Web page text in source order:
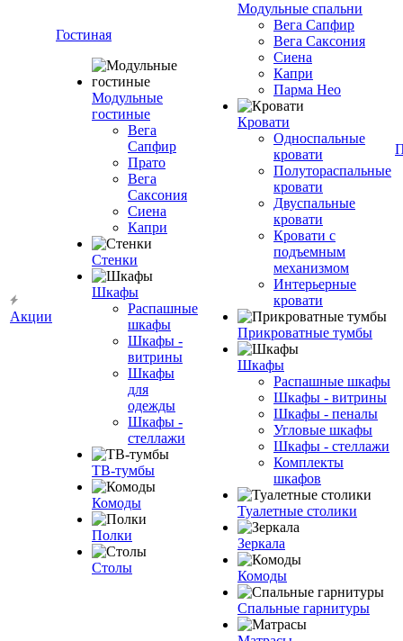
Акции
Гостиная
Модульные
гостиные
Вега
Сапфир
Прато
Вега
Саксония
Сиена
Капри
Стенки
Шкафы
Распашные
шкафы
Шкафы -
витрины
Шкафы
для
одежды
Шкафы -
стеллажи
ТВ-тумбы
Комоды
Полки
Столы
Модульные спальни
Вега Сапфир
Вега Саксония
Сиена
Капри
Парма Нео
Кровати
Односпальные
кровати
Полутораспальные
кровати
Двуспальные
кровати
Кровати с
подъемным
механизмом
Интерьерные
кровати
Прикроватные тумбы
Шкафы
Распашные шкафы
Шкафы - витрины
Шкафы - пеналы
Угловые шкафы
Шкафы - стеллажи
Комплекты
шкафов
Туалетные столики
Зеркала
Комоды
Спальные гарнитуры